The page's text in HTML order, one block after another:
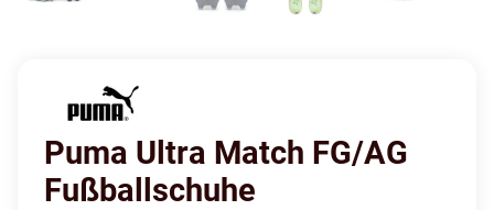
Puma Ultra Match FG/AG
Fußballschuhe